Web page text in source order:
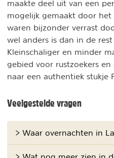
maakte deel uit van een
mogelijk gemaakt door het
waren bijzonder verrast
wel anders is dan in de rest
Kleinschaliger en minder
gebied voor rustzoekers
naar een authentiek stukje
Veelgestelde vragen
> Waar overnachten in